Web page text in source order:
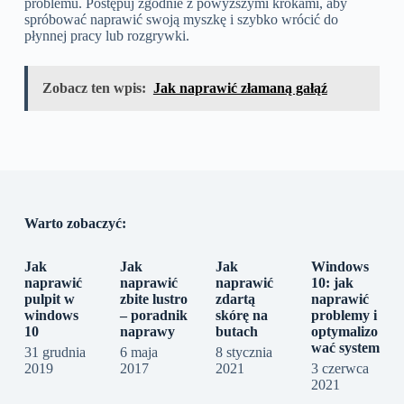
spróbować naprawić swoją myszkę i szybko wrócić do
płynnej pracy lub rozgrywki.
Zobacz ten wpis: Jak naprawić złamaną gałąź
Warto zobaczyć:
Jak
naprawić
pulpit w
windows
10
31 grudnia
2019
Jak
naprawić
zbite lustro
– poradnik
naprawy
6 maja
2017
Jak
naprawić
zdartą
skórę na
butach
8 stycznia
2021
Windows
10: jak
naprawić
problemy i
optymalizo
wać system
3 czerwca
2021